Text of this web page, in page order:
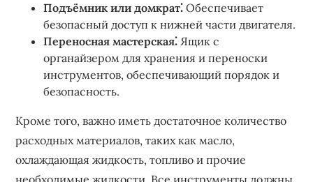
Подъёмник или домкрат⁚ Обеспечивает
безопасный доступ к нижней части двигателя.
Переносная мастерская⁚ Ящик с
органайзером для хранения и переноски
инструментов, обеспечивающий порядок и
безопасность.
Кроме того, важно иметь достаточное количество
расходных материалов, таких как масло,
охлаждающая жидкость, топливо и прочие
необходимые жидкости. Все инструменты должны